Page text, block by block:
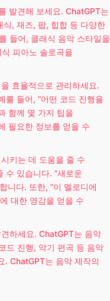
발견해 보세요. ChatGPT는
, 재즈, 팝, 힙합 등 다양한
들어, 클래식 음악 스타일을
피아노 솔로곡을
효율적으로 관리하세요.
를 들어, “어떤 코드 진행을
함께 몇 가지 팁을
필요한 정보를 얻을 수
키는 데 도움을 줄 수
수 있습니다. “새로운
니다. 또한, “이 멜로디에
대한 영감을 얻을 수
하세요. ChatGPT는 음악
드 진행, 악기 편곡 등 음악
. ChatGPT는 음악 제작의